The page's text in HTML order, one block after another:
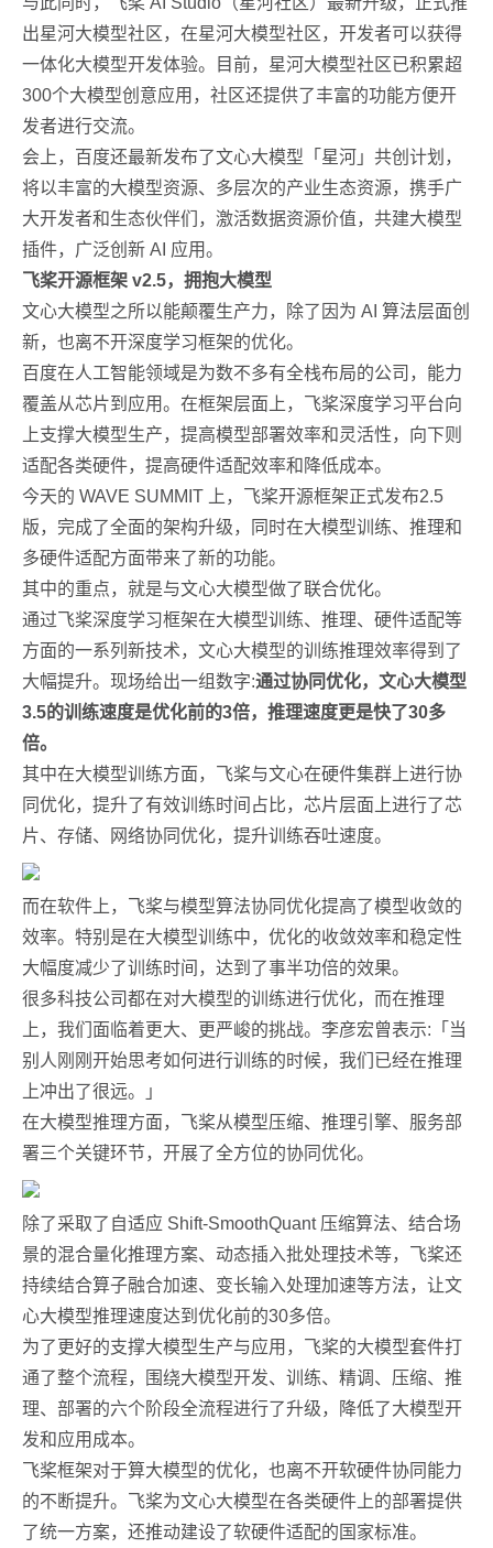
出星河大模型社区，在星河大模型社区，开发者可以获得
一体化大模型开发体验。目前，星河大模型社区已积累超
300个大模型创意应用，社区还提供了丰富的功能方便开
发者进行交流。
会上，百度还最新发布了文心大模型「星河」共创计划，
将以丰富的大模型资源、多层次的产业生态资源，携手广
大开发者和生态伙伴们，激活数据资源价值，共建大模型
插件，广泛创新 AI 应用。
飞桨开源框架 v2.5，拥抱大模型
文心大模型之所以能颠覆生产力，除了因为 AI 算法层面创
新，也离不开深度学习框架的优化。
百度在人工智能领域是为数不多有全栈布局的公司，能力
覆盖从芯片到应用。在框架层面上，飞桨深度学习平台向
上支撑大模型生产，提高模型部署效率和灵活性，向下则
适配各类硬件，提高硬件适配效率和降低成本。
今天的 WAVE SUMMIT 上，飞桨开源框架正式发布2.5
版，完成了全面的架构升级，同时在大模型训练、推理和
多硬件适配方面带来了新的功能。
其中的重点，就是与文心大模型做了联合优化。
通过飞桨深度学习框架在大模型训练、推理、硬件适配等
方面的一系列新技术，文心大模型的训练推理效率得到了
大幅提升。现场给出一组数字:通过协同优化，文心大模型
3.5的训练速度是优化前的3倍，推理速度更是快了30多
倍。
其中在大模型训练方面，飞桨与文心在硬件集群上进行协
同优化，提升了有效训练时间占比，芯片层面上进行了芯
片、存储、网络协同优化，提升训练吞吐速度。
而在软件上，飞桨与模型算法协同优化提高了模型收敛的
效率。特别是在大模型训练中，优化的收敛效率和稳定性
大幅度减少了训练时间，达到了事半功倍的效果。
很多科技公司都在对大模型的训练进行优化，而在推理
上，我们面临着更大、更严峻的挑战。李彦宏曾表示:「当
别人刚刚开始思考如何进行训练的时候，我们已经在推理
上冲出了很远。」
在大模型推理方面，飞桨从模型压缩、推理引擎、服务部
署三个关键环节，开展了全方位的协同优化。
除了采取了自适应 Shift-SmoothQuant 压缩算法、结合场
景的混合量化推理方案、动态插入批处理技术等，飞桨还
持续结合算子融合加速、变长输入处理加速等方法，让文
心大模型推理速度达到优化前的30多倍。
为了更好的支撑大模型生产与应用，飞桨的大模型套件打
通了整个流程，围绕大模型开发、训练、精调、压缩、推
理、部署的六个阶段全流程进行了升级，降低了大模型开
发和应用成本。
飞桨框架对于算大模型的优化，也离不开软硬件协同能力
的不断提升。飞桨为文心大模型在各类硬件上的部署提供
了统一方案，还推动建设了软硬件适配的国家标准。